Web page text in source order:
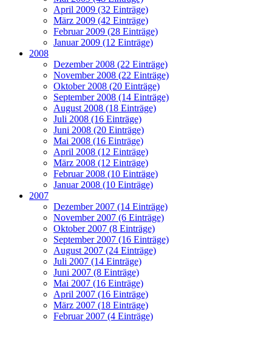
April 2009 (32 Einträge)
März 2009 (42 Einträge)
Februar 2009 (28 Einträge)
Januar 2009 (12 Einträge)
2008
Dezember 2008 (22 Einträge)
November 2008 (22 Einträge)
Oktober 2008 (20 Einträge)
September 2008 (14 Einträge)
August 2008 (18 Einträge)
Juli 2008 (16 Einträge)
Juni 2008 (20 Einträge)
Mai 2008 (16 Einträge)
April 2008 (12 Einträge)
März 2008 (12 Einträge)
Februar 2008 (10 Einträge)
Januar 2008 (10 Einträge)
2007
Dezember 2007 (14 Einträge)
November 2007 (6 Einträge)
Oktober 2007 (8 Einträge)
September 2007 (16 Einträge)
August 2007 (24 Einträge)
Juli 2007 (14 Einträge)
Juni 2007 (8 Einträge)
Mai 2007 (16 Einträge)
April 2007 (16 Einträge)
März 2007 (18 Einträge)
Februar 2007 (4 Einträge)